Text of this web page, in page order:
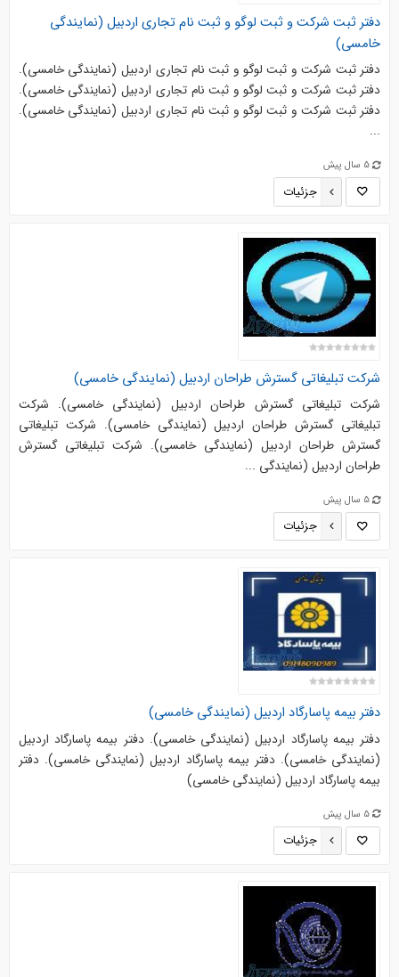
دفتر ثبت شرکت و ثبت لوگو و ثبت نام تجاری اردبیل (نمایندگی
خامسی)
دفتر ثبت شرکت و ثبت لوگو و ثبت نام تجاری اردبیل (نمایندگی خامسی).
دفتر ثبت شرکت و ثبت لوگو و ثبت نام تجاری اردبیل (نمایندگی خامسی).
دفتر ثبت شرکت و ثبت لوگو و ثبت نام تجاری اردبیل (نمایندگی خامسی).
...
5 سال پیش
جزئیات
شرکت تبلیغاتی گسترش طراحان اردبیل (نمایندگی خامسی)
شرکت تبلیغاتی گسترش طراحان اردبیل (نمایندگی خامسی). شرکت
تبلیغاتی گسترش طراحان اردبیل (نمایندگی خامسی). شرکت تبلیغاتی
گسترش طراحان اردبیل (نمایندگی خامسی). شرکت تبلیغاتی گسترش
طراحان اردبیل (نمایندگی ...
5 سال پیش
جزئیات
دفتر بیمه پاسارگاد اردبیل (نمایندگی خامسی)
دفتر بیمه پاسارگاد اردبیل (نمایندگی خامسی). دفتر بیمه پاسارگاد اردبیل
(نمایندگی خامسی). دفتر بیمه پاسارگاد اردبیل (نمایندگی خامسی). دفتر
بیمه پاسارگاد اردبیل (نمایندگی خامسی)
5 سال پیش
جزئیات